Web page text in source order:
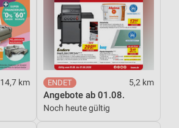
14,7 km 5,2 km
Angebote ab 01.08.
Noch heute gültig